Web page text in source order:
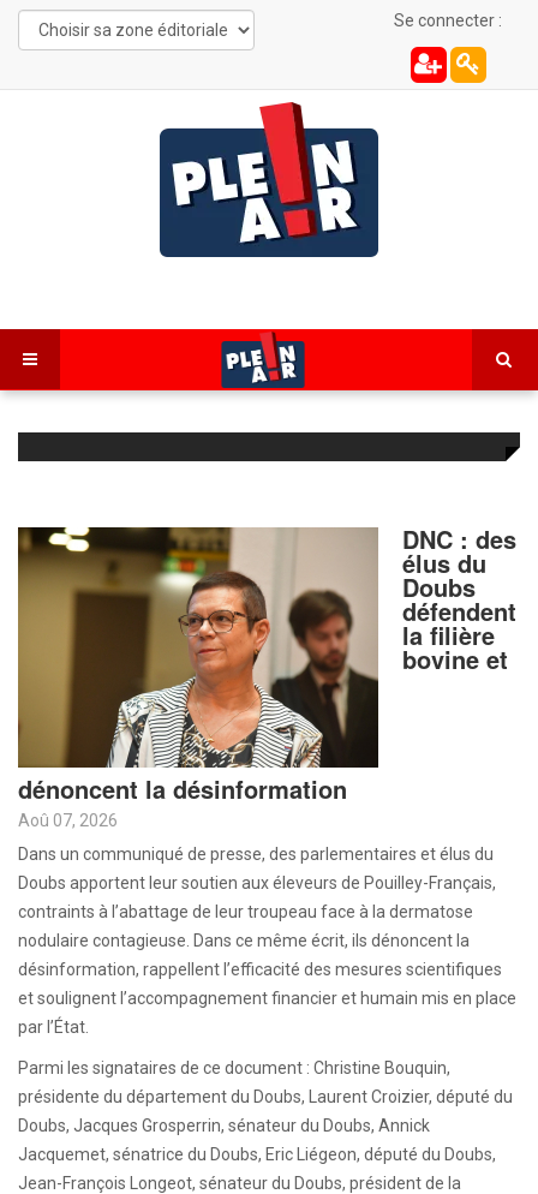
Se connecter :
DNC : des
élus du
Doubs
défendent
la filière
bovine et
dénoncent la désinformation
Aoû 07, 2026
Dans un communiqué de presse, des parlementaires et élus du
Doubs apportent leur soutien aux éleveurs de Pouilley-Français,
contraints à l’abattage de leur troupeau face à la dermatose
nodulaire contagieuse. Dans ce même écrit, ils dénoncent la
désinformation, rappellent l’efficacité des mesures scientifiques
et soulignent l’accompagnement financier et humain mis en place
par l’État.
Parmi les signataires de ce document : Christine Bouquin,
présidente du département du Doubs, Laurent Croizier, député du
Doubs, Jacques Grosperrin, sénateur du Doubs, Annick
Jacquemet, sénatrice du Doubs, Eric Liégeon, député du Doubs,
Jean-François Longeot, sénateur du Doubs, président de la